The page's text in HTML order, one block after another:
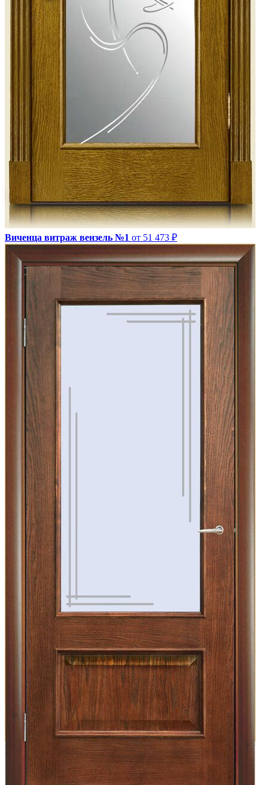
Виченца витраж вензель №1 от 51 473 ₽